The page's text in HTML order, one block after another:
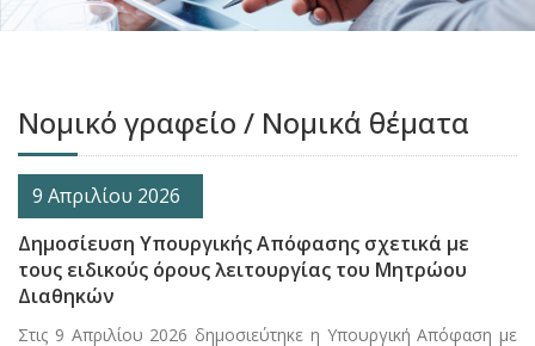
Νομικό γραφείο / Νομικά θέματα
9 Απριλίου 2026
Δημοσίευση Υπουργικής Απόφασης σχετικά με
τους ειδικούς όρους λειτουργίας του Μητρώου
Διαθηκών
Στις 9 Απριλίου 2026 δημοσιεύτηκε η Υπουργική Απόφαση με